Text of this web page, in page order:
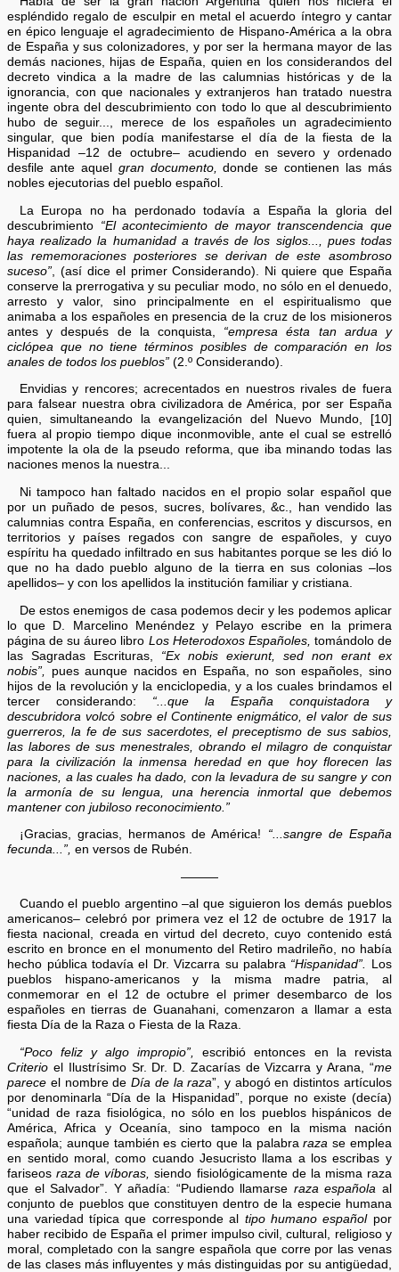
espléndido regalo de esculpir en metal el acuerdo íntegro y cantar
en épico lenguaje el agradecimiento de Hispano-América a la obra
de España y sus colonizadores, y por ser la hermana mayor de las
demás naciones, hijas de España, quien en los considerandos del
decreto vindica a la madre de las calumnias históricas y de la
ignorancia, con que nacionales y extranjeros han tratado nuestra
ingente obra del descubrimiento con todo lo que al descubrimiento
hubo de seguir..., merece de los españoles un agradecimiento
singular, que bien podía manifestarse el día de la fiesta de la
Hispanidad –12 de octubre– acudiendo en severo y ordenado
desfile ante aquel gran documento, donde se contienen las más
nobles ejecutorias del pueblo español.
La Europa no ha perdonado todavía a España la gloria del
descubrimiento “El acontecimiento de mayor transcendencia que
haya realizado la humanidad a través de los siglos..., pues todas
las rememoraciones posteriores se derivan de este asombroso
suceso” , (así dice el primer Considerando). Ni quiere que España
conserve la prerrogativa y su peculiar modo, no sólo en el denuedo,
arresto y valor, sino principalmente en el espiritualismo que
animaba a los españoles en presencia de la cruz de los misioneros
antes y después de la conquista, “empresa ésta tan ardua y
ciclópea que no tiene términos posibles de comparación en los
anales de todos los pueblos” (2.º Considerando).
Envidias y rencores; acrecentados en nuestros rivales de fuera
para falsear nuestra obra civilizadora de América, por ser España
quien, simultaneando la evangelización del Nuevo Mundo, [10]
fuera al propio tiempo dique inconmovible, ante el cual se estrelló
impotente la ola de la pseudo reforma, que iba minando todas las
naciones menos la nuestra...
Ni tampoco han faltado nacidos en el propio solar español que
por un puñado de pesos, sucres, bolívares, &c., han vendido las
calumnias contra España, en conferencias, escritos y discursos, en
territorios y países regados con sangre de españoles, y cuyo
espíritu ha quedado infiltrado en sus habitantes porque se les dió lo
que no ha dado pueblo alguno de la tierra en sus colonias –los
apellidos– y con los apellidos la institución familiar y cristiana.
De estos enemigos de casa podemos decir y les podemos aplicar
lo que D. Marcelino Menéndez y Pelayo escribe en la primera
página de su áureo libro Los Heterodoxos Españoles, tomándolo de
las Sagradas Escrituras, “Ex nobis exierunt, sed non erant ex
nobis”,
pues aunque nacidos en España, no son españoles, sino
hijos de la revolución y la enciclopedia, y a los cuales brindamos el
tercer considerando: “...que la España conquistadora y
descubridora volcó sobre el Continente enigmático, el valor de sus
guerreros, la fe de sus sacerdotes, el preceptismo de sus sabios,
las labores de sus menestrales, obrando el milagro de conquistar
para la civilización la inmensa heredad en que hoy florecen las
naciones, a las cuales ha dado, con la levadura de su sangre y con
la armonía de su lengua, una herencia inmortal que debemos
mantener con jubiloso reconocimiento.”
¡Gracias, gracias, hermanos de América! “...sangre de España
fecunda...”, en versos de Rubén.
———
Cuando el pueblo argentino –al que siguieron los demás pueblos
americanos– celebró por primera vez el 12 de octubre de 1917 la
fiesta nacional, creada en virtud del decreto, cuyo contenido está
escrito en bronce en el monumento del Retiro madrileño, no había
hecho pública todavía el Dr. Vizcarra su palabra “Hispanidad”.
Los
pueblos hispano-americanos y la misma madre patria, al
conmemorar en el 12 de octubre el primer desembarco de los
españoles en tierras de Guanahani, comenzaron a llamar a esta
fiesta Día de la Raza o Fiesta de la Raza.
“Poco feliz y algo impropio”,
escribió entonces en la revista
Criterio el Ilustrísimo Sr. Dr. D. Zacarías de Vizcarra y Arana, “me
parece el nombre deDía de la raza”, y abogó en distintos artículos
por denominarla “Día de la Hispanidad”, porque no existe (decía)
“unidad de raza fisiológica, no sólo en los pueblos hispánicos de
América, Africa y Oceanía, sino tampoco en la misma nación
española; aunque también es cierto que la palabraraza se emplea
en sentido moral, como cuando Jesucristo llama a los escribas y
fariseosraza de víboras, siendo fisiológicamente de la misma raza
que el Salvador”. Y añadía: “Pudiendo llamarse raza española al
conjunto de pueblos que constituyen dentro de la especie humana
una variedad típica que corresponde al tipo humano españolpor
haber recibido de España el primer impulso civil, cultural, religioso y
moral, completado con la sangre española que corre por las venas
de las clases más influyentes y más distinguidas por su antigüedad,